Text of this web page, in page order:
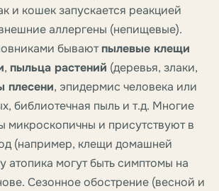
и кошек запускается реакцией
аллергены (непищевые).
бываютпылевые клещи
, пыльца растений (деревья, злаки,
плесени, эпидермис человека или
библиотечная пыль и т.д. Многие
микроскопичны и присутствуют в
(например, клещи домашней
атопика могут быть симптомы на
Сезонное обострение (весной и